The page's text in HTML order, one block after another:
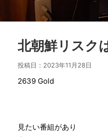
北朝鮮リスク
投稿日： 2023年11月28日
2639 Gold
見たい番組があり